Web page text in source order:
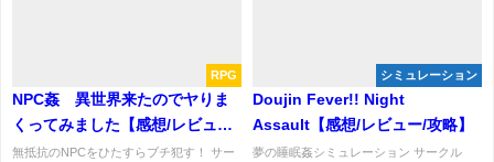
RPG
NPC姦 異世界来たのでヤりま
くってみました【感想/レビュー/
攻略】
無抵抗のNPCをひたすらブチ犯す！ サー
シミュレーション
Doujin Fever!! Night
Assault【感想/レビュー/攻略】
夢の睡眠姦シミュレーション サークル